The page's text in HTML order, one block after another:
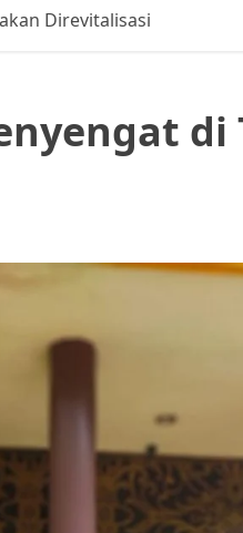
Direvitalisasi
di